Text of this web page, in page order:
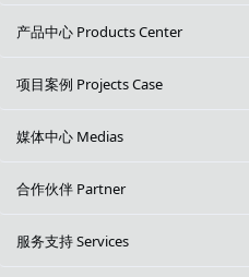
产品中心 Products Center
项目案例 Projects Case
媒体中心 Medias
合作伙伴 Partner
服务支持 Services